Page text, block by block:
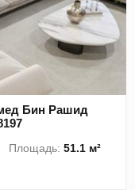
Бин Рашид
Площадь:51.1 м²